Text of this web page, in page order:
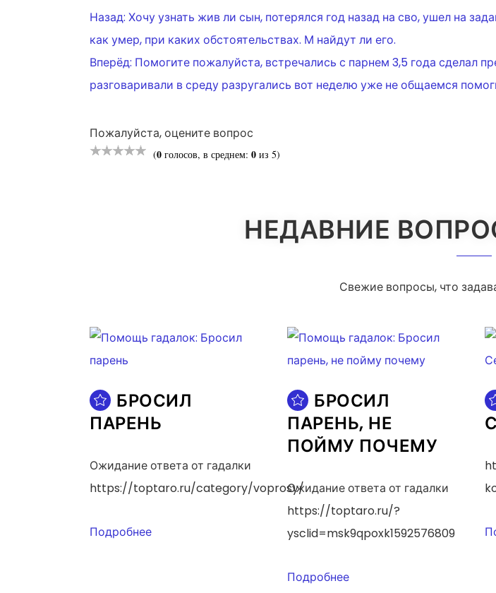
НАВИГАЦИЯ
ПО
ЗАПИСЯМ
Назад: Хочу узнать жив ли сын, потерялся год назад на сво, ушел на
как умер, при каких обстоятельствах. М найдут ли его.
Вперёд: Помогите пожалуйста, встречались с парнем 3,5 года сделал
разговаривали в среду разругались вот неделю уже не общаемся
Пожалуйста, оцените вопрос
(0 голосов, в среднем: 0 из 5)
НЕДАВНИЕ
Свежие вопросы, что
БРОСИЛ
ПАРЕНЬ
Ожидание ответа от гадалки
https://toptaro.ru/category/voprosy/
Подробнее
БРОСИЛ
ПАРЕНЬ, НЕ
ПОЙМУ ПОЧЕМУ
Ожидание ответа от гадалки
https://toptaro.ru/?
ysclid=msk9qpoxk1592576809
Подробнее